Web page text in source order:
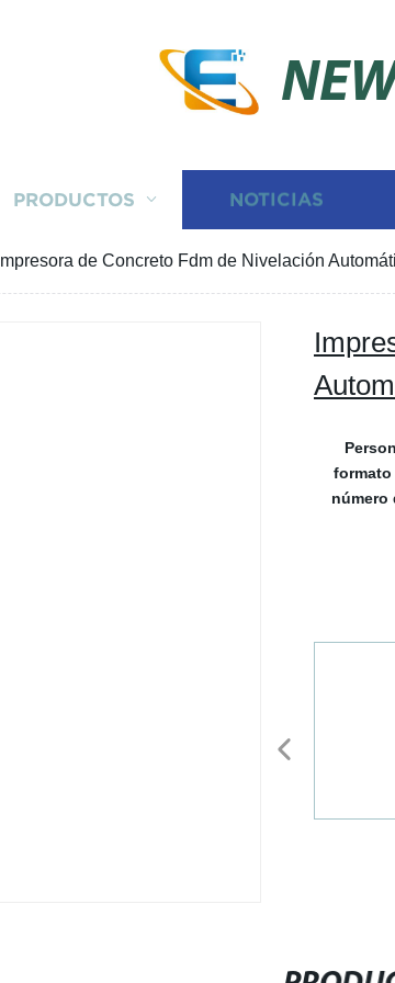
PRODUCTOS NOTICIAS
Impresora de Concreto Fdm de Nivelación
número